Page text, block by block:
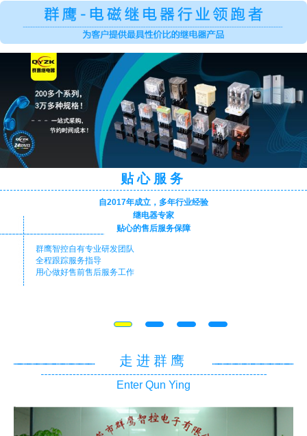
贴心服务
自2017年成立，多年行业经验
继电器专家
贴心的售后服务保障
群鹰智控自有专业研发团队
全程跟踪服务指导
用心做好售前售后服务工作
走进群鹰
Enter Qun Ying